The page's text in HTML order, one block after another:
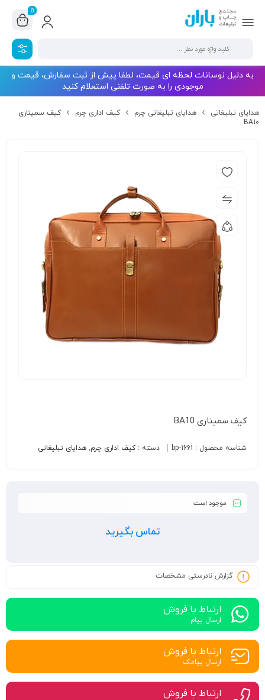
0
به دلیل نوسانات لحظه ای قیمت، لطفا پیش از ثبت سفارش، قیمت و
موجودی را به صورت تلفنی استعلام کنید
هدایای تبلیغاتی هدایای تبلیغاتی چرم کیف اداری چرم
کیف سمیناری
BA10
کیف سمیناری BA10
شناسه محصول : bp-1661 دسته :کیف اداری چرم, هدایای تبلیغاتی
موجود است
تماس بگیرید
گزارش نادرستی مشخصات
ارتباط با فروش
ارسال پیام
ارتباط با فروش
ارسال پیامک
ارتباط با فروش